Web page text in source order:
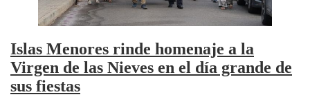
Islas Menores rinde homenaje a la
Virgen de las Nieves en el día grande de
sus fiestas